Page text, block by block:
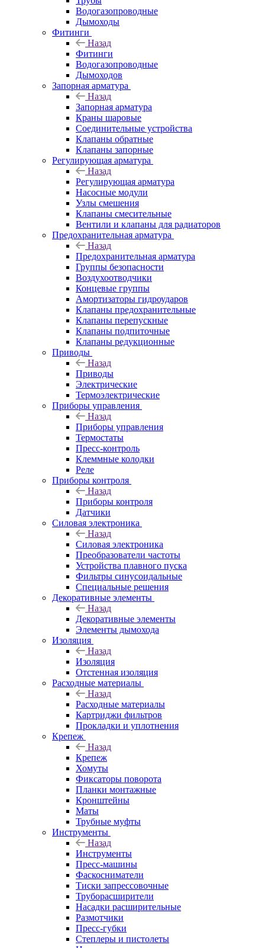
Водогазопроводные
Дымоходы
Фитинги
Назад
Фитинги
Водогазопроводные
Дымоходов
Запорная арматура
Назад
Запорная арматура
Краны шаровые
Соединительные устройства
Клапаны обратные
Клапаны запорные
Регулирующая арматура
Назад
Регулирующая арматура
Насосные модули
Узлы смешения
Клапаны смесительные
Вентили и клапаны для радиаторов
Предохранительная арматура
Назад
Предохранительная арматура
Группы безопасности
Воздухоотводчики
Концевые группы
Амортизаторы гидроударов
Клапаны предохранительные
Клапаны перепускные
Клапаны подпиточные
Клапаны редукционные
Приводы
Назад
Приводы
Электрические
Термоэлектрические
Приборы управления
Назад
Приборы управления
Термостаты
Пресс-контроль
Клеммные колодки
Реле
Приборы контроля
Назад
Приборы контроля
Датчики
Силовая электроника
Назад
Силовая электроника
Преобразователи частоты
Устройства плавного пуска
Фильтры синусоидальные
Специальные решения
Декоративные элементы
Назад
Декоративные элементы
Элементы дымохода
Изоляция
Назад
Изоляция
Отстенная изоляция
Расходные материалы
Назад
Расходные материалы
Картриджи фильтров
Прокладки и уплотнения
Крепеж
Назад
Крепеж
Хомуты
Фиксаторы поворота
Планки монтажные
Кронштейны
Маты
Трубные муфты
Инструменты
Назад
Инструменты
Пресс-машины
Фаскосниматели
Тиски запрессовочные
Труборасширители
Насадки расширительные
Размотчики
Пресс-губки
Степлеры и пистолеты